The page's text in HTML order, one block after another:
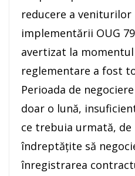
reducere a veniturilor
implementării OUG
avertizat la
reglementare a fost
Perioada de
doar o lună,
ce trebuia urmată,
îndreptăţite să
înregistrarea